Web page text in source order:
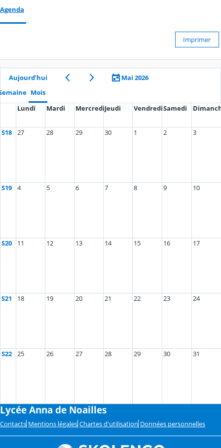
Agenda
Imprimer
Aujourd’hui
Mai 2026
Mois
Lundi
Mardi MercrediJeudi VendrediSamedi
S18 27 28 29 30 1 2 3
S19 4 5 6 7 8 9 10
S20 11 12 13 14 15 16 17
S21 18 19 20 21 22 23 24
S22 25 26 27 28 29 30 31
Lycée Anna de Noailles
Contacts Mentions légales Chartes d'utilisation Données personnelles